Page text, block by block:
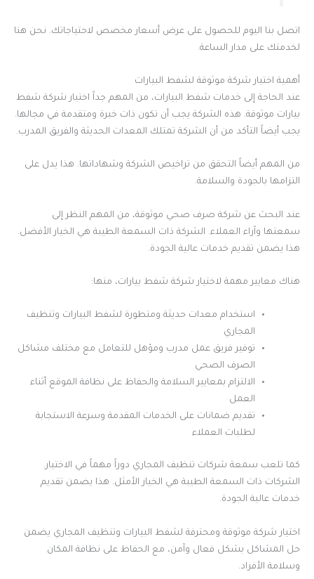
اتصل بنا اليوم للحصول على عرض أسعار مخصص لاحتياجاتك. نحن هنا
لخدمتك على مدار الساعة.
أهمية اختيار شركة موثوقة لشفط البيارات
عند الحاجة إلى خدمات شفط البيارات، من المهم جداً اختيار شركة شفط
بيارات موثوقة. هذه الشركة يجب أن تكون ذات خبرة ومتقدمة في مجالها.
يجب أيضاً التأكد من أن الشركة تمتلك المعدات الحديثة والفريق المدرب.
من المهم أيضاً التحقق من تراخيص الشركة وشهاداتها. هذا يدل على
التزامها بالجودة والسلامة.
عند البحث عن شركة صرف صحي موثوقة، من المهم النظر إلى
سمعتها وآراء العملاء. الشركة ذات السمعة الطيبة هي الخيار الأفضل.
هذا يضمن تقديم خدمات عالية الجودة.
هناك معايير مهمة لاختيار شركة شفط بيارات، منها:
استخدام معدات حديثة ومتطورة لشفط البيارات وتنظيف
المجاري
توفير فريق عمل مدرب ومؤهل للتعامل مع مختلف مشاكل
الصرف الصحي
الالتزام بمعايير السلامة والحفاظ على نظافة الموقع أثناء
العمل
تقديم ضمانات على الخدمات المقدمة وسرعة الاستجابة
لطلبات العملاء
كما تلعب سمعة شركات تنظيف المجاري دوراً مهماً في الاختيار.
الشركات ذات السمعة الطيبة هي الخيار الأمثل. هذا يضمن تقديم
خدمات عالية الجودة.
اختيار شركة موثوقة ومحترفة لشفط البيارات وتنظيف المجاري يضمن
حل المشاكل بشكل فعال وآمن، مع الحفاظ على نظافة المكان
وسلامة الأفراد.